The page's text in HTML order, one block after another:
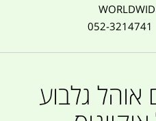
אוהל גלבוע